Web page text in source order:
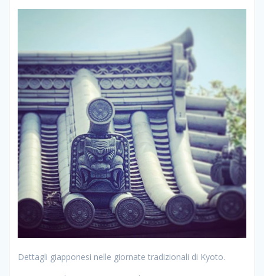
Dettagli giapponesi nelle giornate tradizionali di Kyoto.